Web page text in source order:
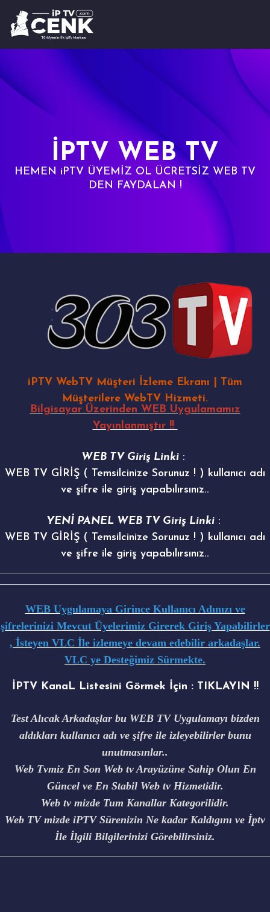
İPTV WEB TV
HEMEN iPTV ÜYEMİZ OL ÜCRETSİZ WEB TV
DEN FAYDALAN !
iPTV WebTV Müşteri İzleme Ekranı | Tüm
Müşterilere WebTV Hizmeti.
Bilgisayar Üzerinden WEB Uygulamamız
Yayınlanmıştır !!
WEB TV Giriş Linki :
WEB TV GİRİŞ ( Temsilcinize Sorunuz ! ) kullanıcı adı
ve şifre ile giriş yapabılırsınız..
YENİ PANEL WEB TV Giriş Linki:
WEB TV GİRİŞ ( Temsilcinize Sorunuz ! ) kullanıcı adı
ve şifre ile giriş yapabılırsınız..
WEB Uygulamaya Girince Kullanıcı Adınızı ve
şifrelerinizi Mevcut Üyelerimiz Girerek Giriş Yapabilirler
, İsteyen VLC İle izlemeye devam edebilir arkadaşlar.
VLC ye Desteğimiz Sürmekte.
İPTV KanaL Listesini Görmek İçin : TIKLAYIN !!
Test Alıcak Arkadaşlar bu WEB TV Uygulamayı bizden
aldıkları kullanıcı adı ve şifre ile izleyebilirler bunu
unutmasınlar..
Web Tvmiz En Son Web tv Arayüzüne Sahip Olun En
Güncel ve En Stabil Web tv Hizmetidir.
Web tv mizde Tum Kanallar Kategorilidir.
Web TV mizde iPTV Sürenizin Ne kadar Kaldıgını ve İptv
İle İlgili Bilgilerinizi Görebilirsiniz.